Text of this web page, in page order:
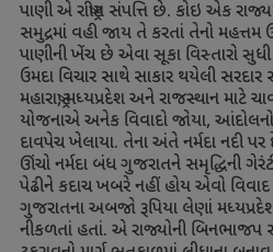
પાણી એ રાષ્ટ્રીય સંપત્તિ છે. કોઇ એક
સમુદ્રમાં વહી જાય તે કરતાં તેનો
પાણીની ખેંચ છે એવા સૂકા વિસ્તારો
ઉમદા વિચાર સાથે સાકાર થયેલી સરદાર
મહારાષ્ટ્ર,મધ્યપ્રદેશ અને રાજસ્થાન માટે
યોજનાએ અનેક વિવાદો જોયા,
દાવપેચ ખેલાયા. તેના અંતે નર્મદા નદી પર
ઊંચો નર્મદા બંધ ગુજરાતને સમૃદ્ધિની
પેઢીને કદાચ ખબરે નહીં હોય એવો
ગુજરાતના અબજો રૂપિયા લેણાં
નીકળતાં હતાં. એ રાજ્યોની